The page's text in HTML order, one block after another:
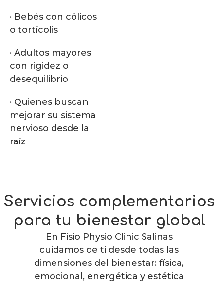
· Bebés con cólicos
o tortícolis
· Adultos mayores
con rigidez o
desequilibrio
· Quienes buscan
mejorar su sistema
nervioso desde la
raíz
Servicios complementarios
para tu bienestar global
En Fisio Physio Clinic Salinas
cuidamos de ti desde todas las
dimensiones del bienestar: física,
emocional, energética y estética